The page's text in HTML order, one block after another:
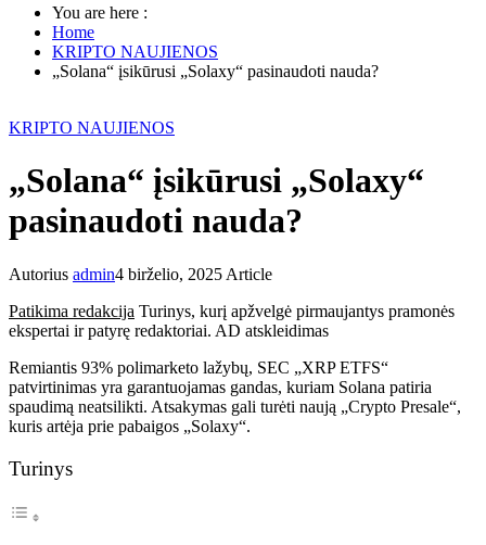
You are here :
Home
KRIPTO NAUJIENOS
„Solana“ įsikūrusi „Solaxy“ pasinaudoti nauda?
KRIPTO NAUJIENOS
„Solana“ įsikūrusi „Solaxy“
pasinaudoti nauda?
Autorius admin4 birželio, 2025 Article
Patikima redakcija Turinys, kurį apžvelgė pirmaujantys pramonės
ekspertai ir patyrę redaktoriai. AD atskleidimas
Remiantis 93% polimarketo lažybų, SEC „XRP ETFS“
patvirtinimas yra garantuojamas gandas, kuriam Solana patiria
spaudimą neatsilikti. Atsakymas gali turėti naują „Crypto Presale“,
kuris artėja prie pabaigos „Solaxy“.
Turinys